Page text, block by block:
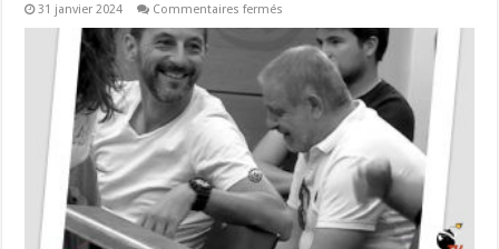
31 janvier 2024 Commentaires fermés
l’acharnement
répressif
continue
contre
militants
nationalistes »
–
#Corse